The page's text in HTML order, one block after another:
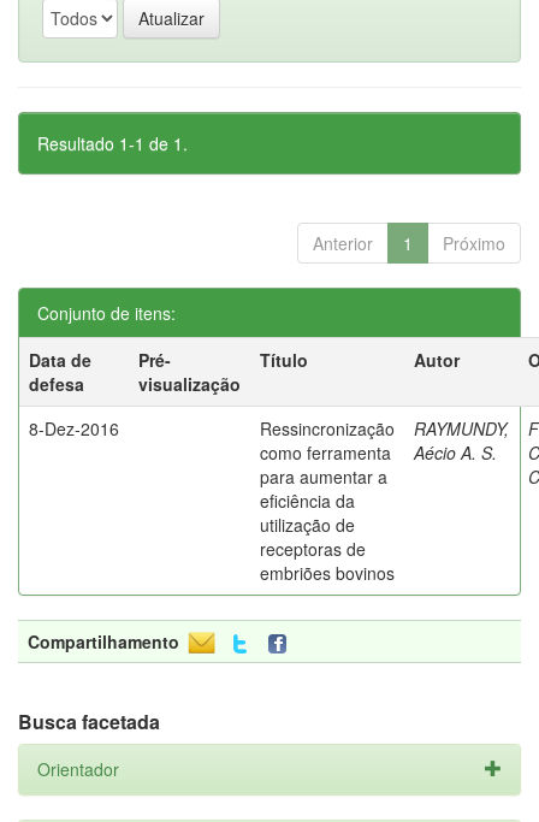
Resultado 1-1 de 1.
Anterior 1 Próximo
Conjunto de itens:
Data de
defesa
Pré-
visualização
Título Autor
8-Dez-2016
Ressincronização
como ferramenta
para aumentar a
eficiência da
utilização de
receptoras de
embriões bovinos
RAYMUNDY,
Aécio A. S.
Compartilhamento
Busca facetada
Orientador